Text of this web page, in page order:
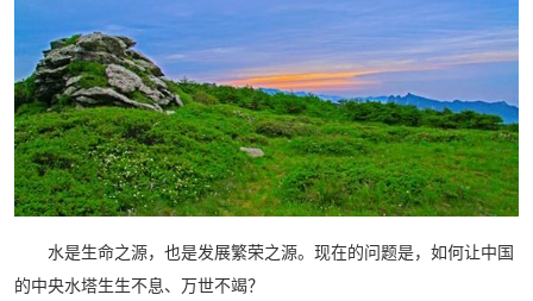
水是生命之源，也是发展繁荣之源。现在的问题是，如何让中国
的中央水塔生生不息、万世不竭？